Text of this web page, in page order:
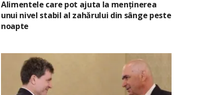
Alimentele care pot ajuta la menținerea
unui nivel stabil al zahărului din sânge peste
noapte